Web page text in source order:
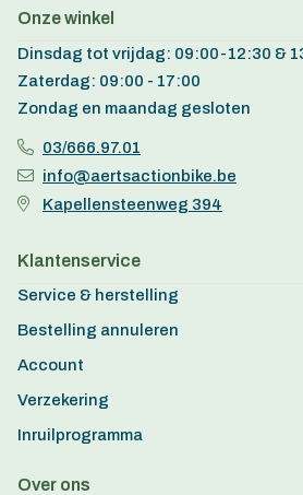
Onze winkel
Dinsdag tot vrijdag: 09:00-12:30 &
Zaterdag: 09:00 - 17:00
Zondag en maandag gesloten
03/666.97.01
info@aertsactionbike.be
Kapellensteenweg 394
Klantenservice
Service & herstelling
Bestelling annuleren
Account
Verzekering
Inruilprogramma
Over ons